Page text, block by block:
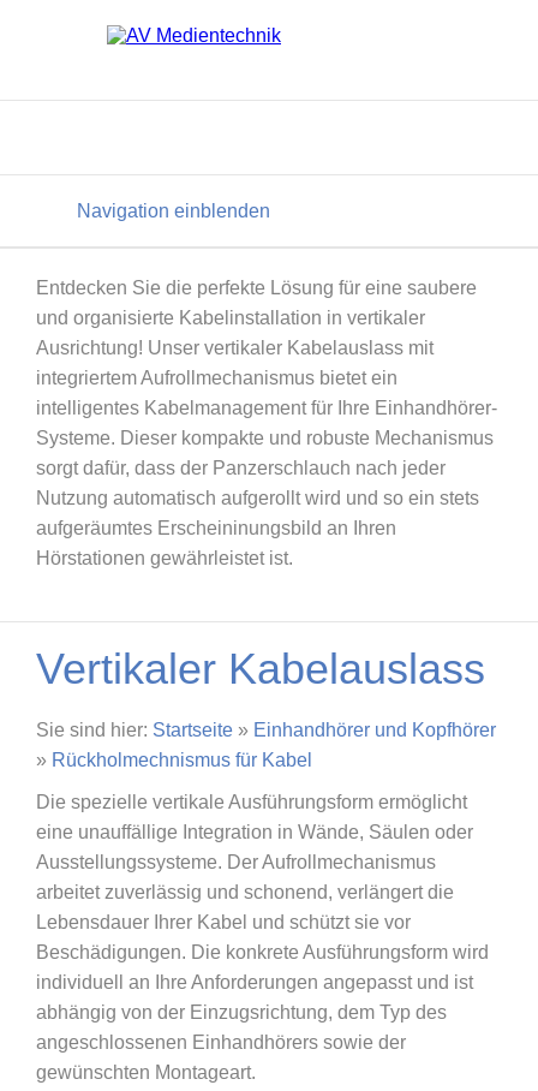
Navigation einblenden
Entdecken Sie die perfekte Lösung für eine saubere
und organisierte Kabelinstallation in vertikaler
Ausrichtung! Unser vertikaler Kabelauslass mit
integriertem Aufrollmechanismus bietet ein
intelligentes Kabelmanagement für Ihre Einhandhörer-
Systeme. Dieser kompakte und robuste Mechanismus
sorgt dafür, dass der Panzerschlauch nach jeder
Nutzung automatisch aufgerollt wird und so ein stets
aufgeräumtes Erscheininungsbild an Ihren
Hörstationen gewährleistet ist.
Vertikaler Kabelauslass
Sie sind hier: Startseite » Einhandhörer und Kopfhörer
» Rückholmechnismus für Kabel
Die spezielle vertikale Ausführungsform ermöglicht
eine unauffällige Integration in Wände, Säulen oder
Ausstellungssysteme. Der Aufrollmechanismus
arbeitet zuverlässig und schonend, verlängert die
Lebensdauer Ihrer Kabel und schützt sie vor
Beschädigungen. Die konkrete Ausführungsform wird
individuell an Ihre Anforderungen angepasst und ist
abhängig von der Einzugsrichtung, dem Typ des
angeschlossenen Einhandhörers sowie der
gewünschten Montageart.